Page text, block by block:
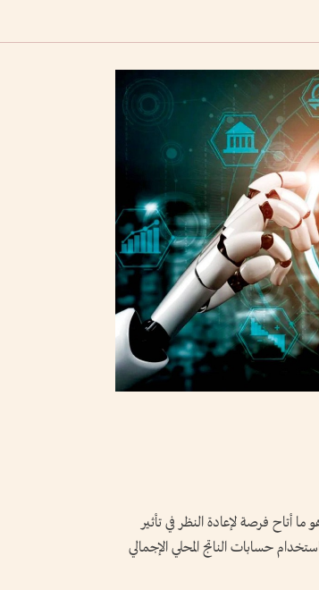
ما أتاح فرصة لإعادة النظر في تأثير
حسابات الناتج المحلي الإجمالي